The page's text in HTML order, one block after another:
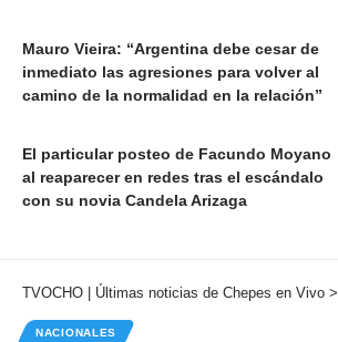
Mauro Vieira: “Argentina debe cesar de
inmediato las agresiones para volver al
camino de la normalidad en la relación”
El particular posteo de Facundo Moyano
al reaparecer en redes tras el escándalo
con su novia Candela Arizaga
TVOCHO | Últimas noticias de Chepes en Vivo >
NACIONALES